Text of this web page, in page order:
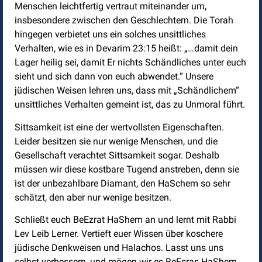
Menschen leichtfertig vertraut miteinander um,
insbesondere zwischen den Geschlechtern. Die Torah
hingegen verbietet uns ein solches unsittliches
Verhalten, wie es in Devarim 23:15 heißt: „…damit dein
Lager heilig sei, damit Er nichts Schändliches unter euch
sieht und sich dann von euch abwendet.“ Unsere
jüdischen Weisen lehren uns, dass mit „Schändlichem“
unsittliches Verhalten gemeint ist, das zu Unmoral führt.
Sittsamkeit ist eine der wertvollsten Eigenschaften.
Leider besitzen sie nur wenige Menschen, und die
Gesellschaft verachtet Sittsamkeit sogar. Deshalb
müssen wir diese kostbare Tugend anstreben, denn sie
ist der unbezahlbare Diamant, den HaSchem so sehr
schätzt, den aber nur wenige besitzen.
Schließt euch BeEzrat HaShem an und lernt mit Rabbi
Lev Leib Lerner. Vertieft euer Wissen über koschere
jüdische Denkweisen und Halachos. Lasst uns uns